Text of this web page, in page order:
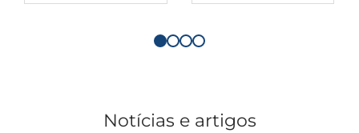
Notícias e artigos